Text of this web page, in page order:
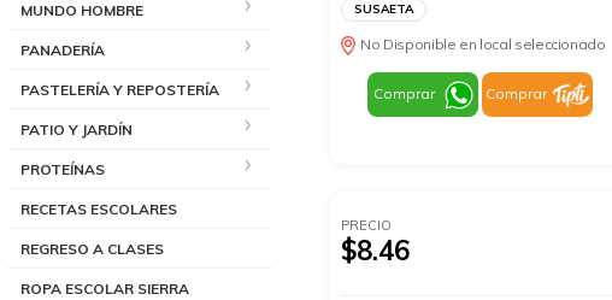
MUNDO HOMBRE
PANADERÍA
PASTELERÍA Y REPOSTERÍA
PATIO Y JARDÍN
PROTEÍNAS
RECETAS ESCOLARES
REGRESO A CLASES
ROPA ESCOLAR SIERRA
SUSAETA
No Disponible en local seleccionado
Comprar Comprar
PRECIO
$8.46